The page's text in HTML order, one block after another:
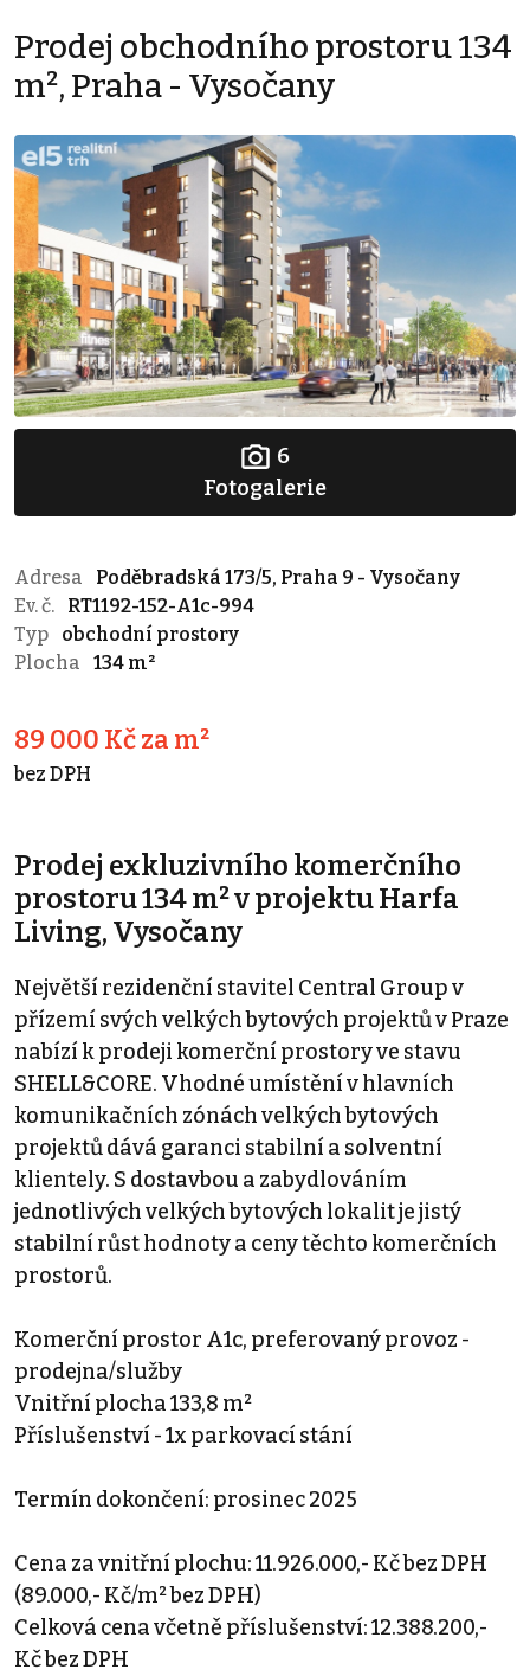
Prodej obchodního prostoru 134
m², Praha - Vysočany
6
Fotogalerie
Adresa
Poděbradská 173/5, Praha 9 - Vysočany
Ev. č.
RT1192-152-A1c-994
Typ
obchodní prostory
Plocha
134 m²
89 000 Kč za m²
bez DPH
Prodej exkluzivního komerčního
prostoru 134 m² v projektu Harfa
Living, Vysočany
Největší rezidenční stavitel Central Group v
přízemí svých velkých bytových projektů v Praze
nabízí k prodeji komerční prostory ve stavu
SHELL&CORE. Vhodné umístění v hlavních
komunikačních zónách velkých bytových
projektů dává garanci stabilní a solventní
klientely. S dostavbou a zabydlováním
jednotlivých velkých bytových lokalit je jistý
stabilní růst hodnoty a ceny těchto komerčních
prostorů.
Komerční prostor A1c, preferovaný provoz -
prodejna/služby
Vnitřní plocha 133,8 m²
Příslušenství - 1x parkovací stání
Termín dokončení: prosinec 2025
Cena za vnitřní plochu: 11.926.000,- Kč bez DPH
(89.000,- Kč/m² bez DPH)
Celková cena včetně příslušenství: 12.388.200,-
Kč bez DPH